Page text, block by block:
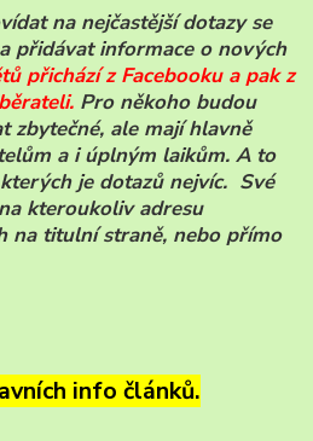
mezinárodní dny zvířat
zvířata roku
ČR-2025
ČP-novinky r.2026
na nejčastější dotazy se
přidávat informace o nových
přichází z Facebooku a pak z
li. Pro někoho budou
zbytečné, ale mají hlavně
a i úplným laikům. A to
je dotazů nejvíc. Své
kteroukoliv adresu
na titulní straně, nebo přímo
info článků.